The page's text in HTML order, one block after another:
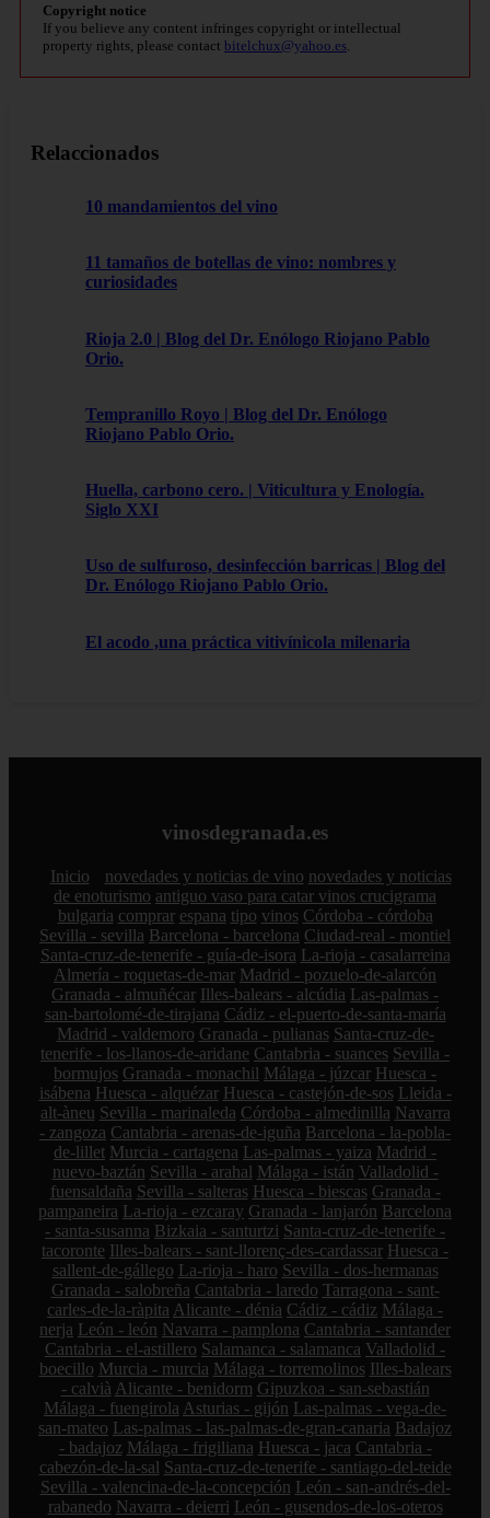
Copyright notice
If you believe any content infringes copyright or intellectual
property rights, please contact bitelchux@yahoo.es
Relaccionados
10 mandamientos del vino
11 tamaños de botellas de vino: nombres y
curiosidades
Rioja 2.0 | Blog del Dr. Enólogo Riojano Pablo
Orio.
Tempranillo Royo | Blog del Dr. Enólogo
Riojano Pablo Orio.
Huella, carbono cero. | Viticultura y Enología.
Siglo XXI
Uso de sulfuroso, desinfección barricas | Blog del
Dr. Enólogo Riojano Pablo Orio.
El acodo ,una práctica vitivínicola milenaria
vinosdegranada.es
Inicio novedades y noticias de vino novedades y noticias
de enoturismo antiguo vaso para catar vinos crucigrama
bulgaria comprar espana tipo vinos Córdoba - córdoba
Sevilla - sevilla Barcelona - barcelona Ciudad-real - montiel
Santa-cruz-de-tenerife - guía-de-isora La-rioja - casalarreina
Almería - roquetas-de-mar Madrid - pozuelo-de-alarcón
Granada - almuñécar Illes-balears - alcúdia Las-palmas -
san-bartolomé-de-tirajana Cádiz - el-puerto-de-santa-maría
Madrid - valdemoro Granada - pulianas Santa-cruz-de-
tenerife - los-llanos-de-aridane Cantabria - suances Sevilla -
bormujos Granada - monachil Málaga - júzcar Huesca -
isábena Huesca - alquézar Huesca - castejón-de-sos Lleida -
alt-àneu Sevilla - marinaleda Córdoba - almedinilla Navarra
- zangoza Cantabria - arenas-de-iguña Barcelona - la-pobla-
de-lillet Murcia - cartagena Las-palmas - yaiza Madrid -
nuevo-baztán Sevilla - arahal Málaga - istán Valladolid -
fuensaldaña Sevilla - salteras Huesca - biescas Granada -
pampaneira La-rioja - ezcaray Granada - lanjarón Barcelona
- santa-susanna Bizkaia - santurtzi Santa-cruz-de-tenerife -
tacoronte Illes-balears - sant-llorenç-des-cardassar Huesca -
sallent-de-gállego La-rioja - haro Sevilla - dos-hermanas
Granada - salobreña Cantabria - laredo Tarragona - sant-
carles-de-la-ràpita Alicante - dénia Cádiz - cádiz Málaga -
nerja León - león Navarra - pamplona Cantabria - santander
Cantabria - el-astillero Salamanca - salamanca Valladolid -
boecillo Murcia - murcia Málaga - torremolinos Illes-balears
- calvià Alicante - benidorm Gipuzkoa - san-sebastián
Málaga - fuengirola Asturias - gijón Las-palmas - vega-de-
san-mateo Las-palmas - las-palmas-de-gran-canaria Badajoz
- badajoz Málaga - frigiliana Huesca - jaca Cantabria -
cabezón-de-la-sal Santa-cruz-de-tenerife - santiago-del-teide
Sevilla - valencina-de-la-concepción León - san-andrés-del-
rabanedo Navarra - deierri León - gusendos-de-los-oteros